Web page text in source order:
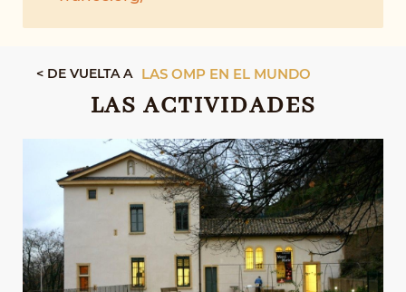
< DE VUELTA A LAS OMP EN EL MUNDO
LAS ACTIVIDADES